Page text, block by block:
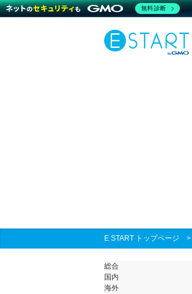
E START トップページ >
総合
国内
海外
無料診断